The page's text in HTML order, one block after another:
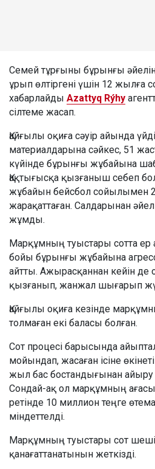
Семей тұрғыны бұрынғы
ұрып өлтіргені үшін 12 жылға
хабарлайды Azattyq Rýhy
сілтеме жасап.
Қайғылы оқиға сәуір айында
материалдарына сәйкес, 51
күйінде бұрынғы жұбайына
Қақтығысқа қызғаныш себеп
жұбайын бейсбол сойылымен
жарақаттаған. Салдарынан
жұмды.
Марқұмның туыстары сотта
бойы бұрынғы жұбайына
айтты. Ажырасқаннан кейін де
қызғанып, жанжал шығарып
Қайғылы оқиға кезінде
толмаған екі баласы болған.
Сот процесі барысында
мойындап, жасаған ісіне
жыл бас бостандығынан
Сондай-ақ ол марқұмның
ретінде 10 миллион теңге
міндеттелді.
Марқұмның туыстары сот
қанағаттанатынын жеткізді.